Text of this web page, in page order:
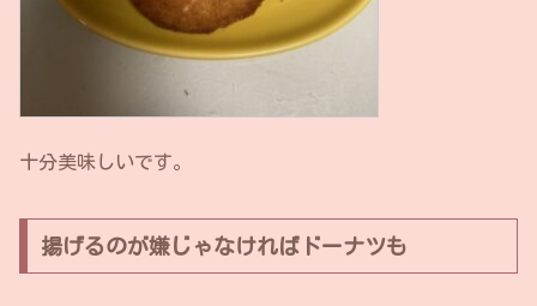
十分美味しいです。
揚げるのが嫌じゃなければドーナツも